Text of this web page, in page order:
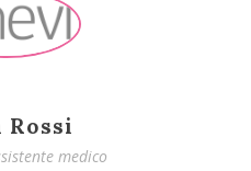
Rossi
medico